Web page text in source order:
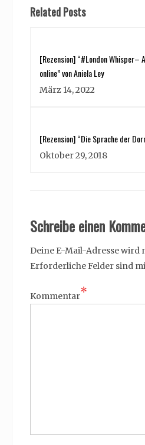
Related Posts
[Rezension] “#London Whisper–
online” von Aniela Ley
März 14, 2022
[Rezension] “Die Sprache der
Oktober 29, 2018
Schreibe einen
Deine E-Mail-Adresse
Erforderliche Felder sind
Kommentar*